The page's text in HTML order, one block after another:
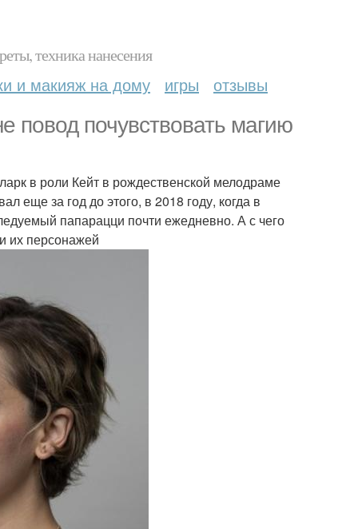
техника нанесения
и макияж на дому игры отзывы
повод почувствовать магию
в роли Кейт в рождественской мелодраме
еще за год до этого, в 2018 году, когда в
папарацци почти ежедневно. А с чего
их персонажей